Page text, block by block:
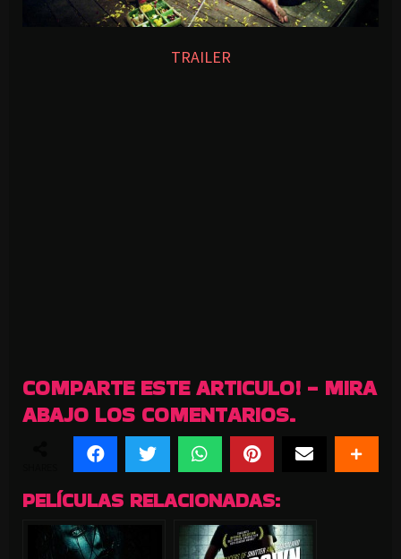
TRAILER
COMPARTE ESTE ARTICULO! - MIRA
ABAJO LOS COMENTARIOS.
PELÍCULAS RELACIONADAS: